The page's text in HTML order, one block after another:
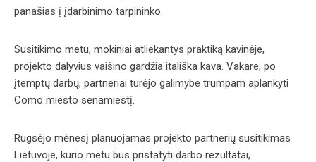
panašias į įdarbinimo tarpininko.
Susitikimo metu, mokiniai atliekantys praktiką kavinėje,
projekto dalyvius vaišino gardžia itališka kava. Vakare, po
įtemptų darbų, partneriai turėjo galimybe trumpam aplankyti
Como miesto senamiestį.
Rugsėjo mėnesį planuojamas projekto partnerių susitikimas
Lietuvoje, kurio metu bus pristatyti darbo rezultatai,